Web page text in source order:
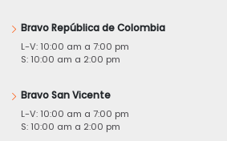
Bravo República de Colombia
L-V: 10:00 am a 7:00 pm
S: 10:00 am a 2:00 pm
Bravo San Vicente
L-V: 10:00 am a 7:00 pm
S: 10:00 am a 2:00 pm